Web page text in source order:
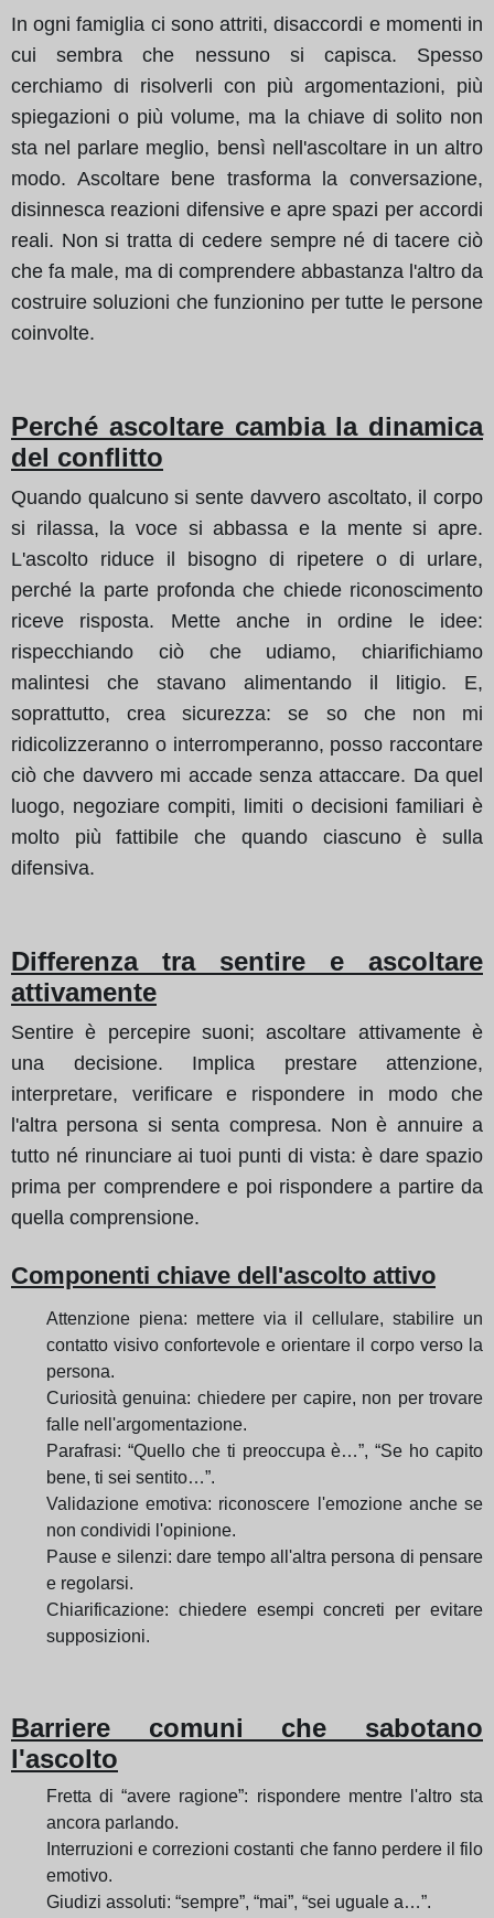
In ogni famiglia ci sono attriti, disaccordi e momenti in
cui sembra che nessuno si capisca. Spesso
cerchiamo di risolverli con più argomentazioni, più
spiegazioni o più volume, ma la chiave di solito non
sta nel parlare meglio, bensì nell'ascoltare in un altro
modo. Ascoltare bene trasforma la conversazione,
disinnesca reazioni difensive e apre spazi per accordi
reali. Non si tratta di cedere sempre né di tacere ciò
che fa male, ma di comprendere abbastanza l'altro da
costruire soluzioni che funzionino per tutte le persone
coinvolte.
Perché ascoltare cambia la dinamica
del conflitto
Quando qualcuno si sente davvero ascoltato, il corpo
si rilassa, la voce si abbassa e la mente si apre.
L'ascolto riduce il bisogno di ripetere o di urlare,
perché la parte profonda che chiede riconoscimento
riceve risposta. Mette anche in ordine le idee:
rispecchiando ciò che udiamo, chiarifichiamo
malintesi che stavano alimentando il litigio. E,
soprattutto, crea sicurezza: se so che non mi
ridicolizzeranno o interromperanno, posso raccontare
ciò che davvero mi accade senza attaccare. Da quel
luogo, negoziare compiti, limiti o decisioni familiari è
molto più fattibile che quando ciascuno è sulla
difensiva.
Differenza tra sentire e ascoltare
attivamente
Sentire è percepire suoni; ascoltare attivamente è
una decisione. Implica prestare attenzione,
interpretare, verificare e rispondere in modo che
l'altra persona si senta compresa. Non è annuire a
tutto né rinunciare ai tuoi punti di vista: è dare spazio
prima per comprendere e poi rispondere a partire da
quella comprensione.
Componenti chiave dell'ascolto attivo
Attenzione piena: mettere via il cellulare, stabilire un
contatto visivo confortevole e orientare il corpo verso la
persona.
Curiosità genuina: chiedere per capire, non per trovare
falle nell'argomentazione.
Parafrasi: “Quello che ti preoccupa è…”, “Se ho capito
bene, ti sei sentito…”.
Validazione emotiva: riconoscere l'emozione anche se
non condividi l'opinione.
Pause e silenzi: dare tempo all'altra persona di pensare
e regolarsi.
Chiarificazione: chiedere esempi concreti per evitare
supposizioni.
Barriere comuni che sabotano
l'ascolto
Fretta di “avere ragione”: rispondere mentre l'altro sta
ancora parlando.
Interruzioni e correzioni costanti che fanno perdere il filo
emotivo.
Giudizi assoluti: “sempre”, “mai”, “sei uguale a…”.